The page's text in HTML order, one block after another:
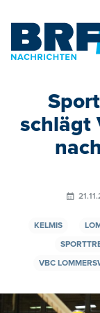
schlägt
KELMIS
VBC